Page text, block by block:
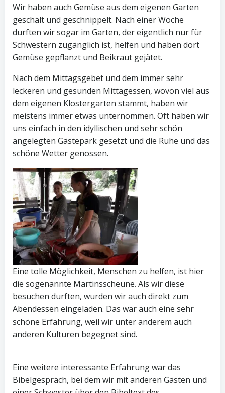
Wir haben auch Gemüse aus dem eigenen Garten
geschält und geschnippelt. Nach einer Woche
durften wir sogar im Garten, der eigentlich nur für
Schwestern zugänglich ist, helfen und haben dort
Gemüse gepflanzt und Beikraut gejätet.
Nach dem Mittagsgebet und dem immer sehr
leckeren und gesunden Mittagessen, wovon viel aus
dem eigenen Klostergarten stammt, haben wir
meistens immer etwas unternommen. Oft haben wir
uns einfach in den idyllischen und sehr schön
angelegten Gästepark gesetzt und die Ruhe und das
schöne Wetter genossen.
Eine tolle Möglichkeit, Menschen zu helfen, ist hier
die sogenannte Martinsscheune. Als wir diese
besuchen durften, wurden wir auch direkt zum
Abendessen eingeladen. Das war auch eine sehr
schöne Erfahrung, weil wir unter anderem auch
anderen Kulturen begegnet sind.
Eine weitere interessante Erfahrung war das
Bibelgespräch, bei dem wir mit anderen Gästen und